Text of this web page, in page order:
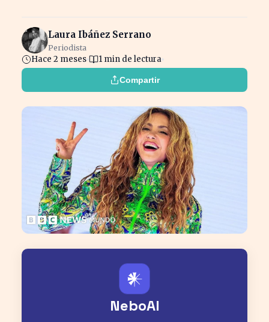
Laura Ibáñez Serrano
Periodista
Hace 2 meses 1 min de lectura
Compartir
𒀭
NeboAI